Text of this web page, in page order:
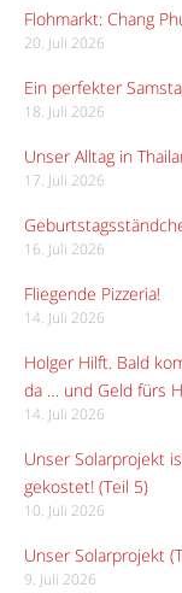
Flohmarkt: Chang
20. Juli 2026
Ein perfekter
18. Juli 2026
Unser Alltag in
17. Juli 2026
16. Juli 2026
Fliegende Pizzeria!
14. Juli 2026
Holger Hilft. Bald
da … und Geld fürs
14. Juli 2026
Unser Solarprojekt
gekostet! (Teil 5)
10. Juli 2026
Unser Solarprojekt
9. Juli 2026